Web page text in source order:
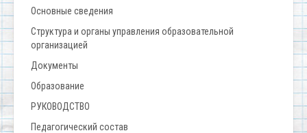
Основные сведения
Структура и органы управления образовательной
организацией
Документы
Образование
РУКОВОДСТВО
Педагогический состав